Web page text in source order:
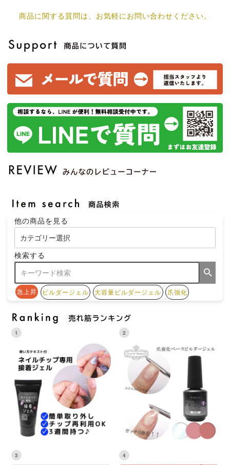
商品に関する質問は、お気軽にお問い合わせください。
他の商品を見る
検索する
急上昇 ビルダージェル 大容量ビルダージェル 爪強化
1 2
3 4